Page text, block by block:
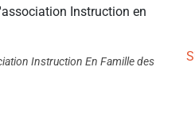
Instruction en
Instruction En Famille des